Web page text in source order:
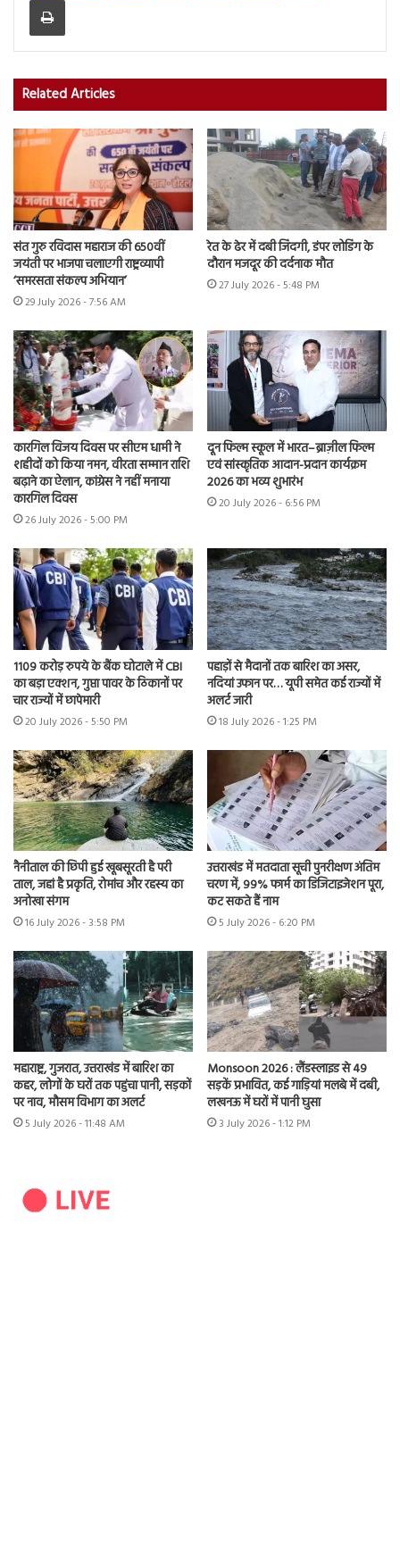
Related Articles
संत गुरु रविदास महाराज की 650वीं
जयंती पर भाजपा चलाएगी राष्ट्रव्यापी
‘समरसता संकल्प अभियान’
29 July 2026 - 7:56 AM
रेत के ढेर में दबी जिंदगी, डंपर लोडिंग के
दौरान मजदूर की दर्दनाक मौत
27 July 2026 - 5:48 PM
कारगिल विजय दिवस पर सीएम धामी ने
शहीदों को किया नमन, वीरता सम्मान राशि
बढ़ाने का ऐलान, कांग्रेस ने नहीं मनाया
कारगिल दिवस
26 July 2026 - 5:00 PM
दून फिल्म स्कूल में भारत–ब्राज़ील फिल्म
एवं सांस्कृतिक आदान-प्रदान कार्यक्रम
2026 का भव्य शुभारंभ
20 July 2026 - 6:56 PM
1109 करोड़ रुपये के बैंक घोटाले में CBI
का बड़ा एक्शन, गुप्ता पावर के ठिकानों पर
चार राज्यों में छापेमारी
20 July 2026 - 5:50 PM
पहाड़ों से मैदानों तक बारिश का असर,
नदियां उफान पर… यूपी समेत कई राज्यों में
अलर्ट जारी
18 July 2026 - 1:25 PM
नैनीताल की छिपी हुई खूबसूरती है परी
ताल, जहां है प्रकृति, रोमांच और रहस्य का
अनोखा संगम
16 July 2026 - 3:58 PM
उत्तराखंड में मतदाता सूची पुनरीक्षण अंतिम
चरण में, 99% फार्म का डिजिटाइजेशन पूरा,
कट सकते हैं नाम
5 July 2026 - 6:20 PM
महाराष्ट्र, गुजरात, उत्तराखंड में बारिश का
कहर, लोगों के घरों तक पहुंचा पानी, सड़कों
पर नाव, मौसम विभाग का अलर्ट
5 July 2026 - 11:48 AM
Monsoon 2026 : लैंडस्लाइड से 49
सड़कें प्रभावित, कई गाड़ियां मलबे में दबी,
लखनऊ में घरों में पानी घुसा
3 July 2026 - 1:12 PM